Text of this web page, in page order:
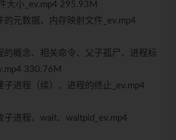
大小_ev.mp4 295.93M
的元数据、内存映射文件_ev.mp4
的概念、相关命令、父子孤尸、进程标
330.76M
子进程（续）、进程的终止_ev.mp4
子进程、wait、waitpid_ev.mp4